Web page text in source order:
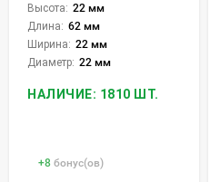
Высота: 22 мм
Длина: 62 мм
Ширина: 22 мм
Диаметр: 22 мм
НАЛИЧИЕ: 1810 ШТ.
+8 бонус(ов)